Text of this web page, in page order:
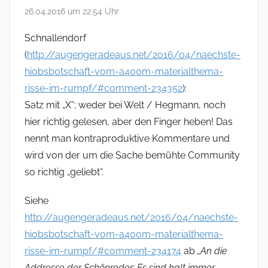
e
n
t
a
r
n
a
v
g
a
26.04.2016 um 22:54 Uhr
Schnallendorf
(http://augengeradeaus.net/2016/04/naechste-
hiobsbotschaft-vom-a400m-materialthema-
risse-im-rumpf/#comment-234352):
Satz mit „X“; weder bei Welt / Hegmann, noch
hier richtig gelesen, aber den Finger heben! Das
nennt man kontraproduktive Kommentare und
wird von der um die Sache bemühte Community
so richtig „geliebt“.
Siehe
http://augengeradeaus.net/2016/04/naechste-
hiobsbotschaft-vom-a400m-materialthema-
risse-im-rumpf/#comment-234174 ab „An die